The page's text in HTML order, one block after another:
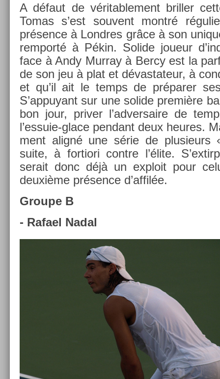
A défaut de véritab­le­ment brill­er
Tomas s’est souvent montré
présence à Londres grâce à son
re­mporté à Pékin. Sol­ide joueur
face à Andy Mur­ray à Bercy est la
de son jeu à plat et dévas­tateur, à
et qu’il ait le temps de préparer
S’ap­puyant sur une sol­ide première
bon jour, priv­er l’ad­versaire de
l’essuie-glace pen­dant deux heures.
ment aligné une série de
suite, à for­tiori con­tre l’élite.
serait donc déjà un ex­ploit pour
deuxième présence d’affilée.
Groupe B
- Rafael Nadal